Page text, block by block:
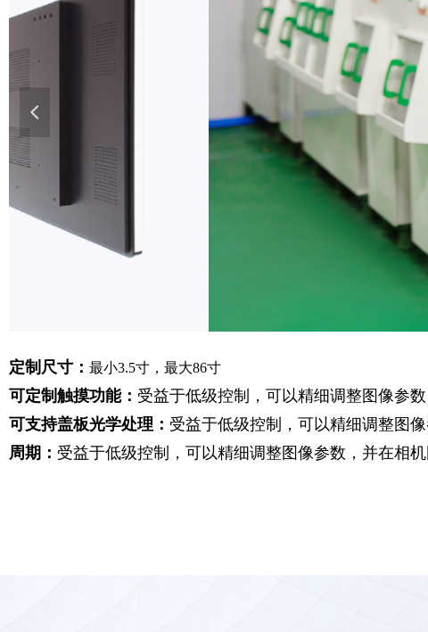
넳
定制尺寸： 最小3.5寸，最大86寸
可定制触摸功能： 受益于低级控制，可以精细调整图像参
可支持盖板光学处理： 受益于低级控制，可以精细调整图
周期： 受益于低级控制，可以精细调整图像参数，并在相